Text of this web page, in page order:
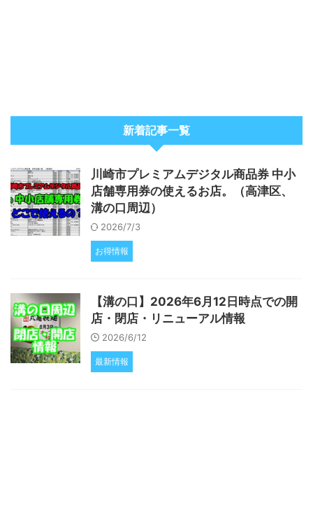
新着記事一覧
川崎市プレミアムデジタル商品券 中小
店舗専用券の使えるお店。（高津区、
溝の口周辺）
2026/7/3
お得情報
【溝の口】2026年6月12日時点での開
店・閉店・リニューアル情報
2026/6/12
最新情報